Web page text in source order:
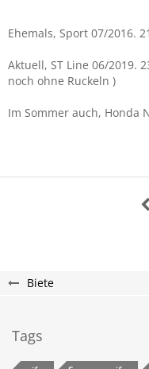
Ehemals, Sport 07/2016.
Aktuell, ST Line 06/2019.
noch ohne Ruckeln )
Im Sommer auch, Honda
Biete
Tags